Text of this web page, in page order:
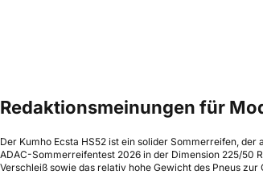
Redaktionsmeinungen für
Der Kumho Ecsta HS52 ist ein solider Sommerreifen,
ADAC-Sommerreifentest 2026 in der Dimension 225/50
Verschleiß sowie das relativ hohe Gewicht des Pneus